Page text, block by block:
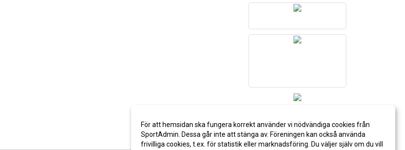
För att hemsidan ska fungera korrekt använder vi nödvändiga cookies från
SportAdmin. Dessa går inte att stänga av. Föreningen kan också använda
frivilliga cookies, t.ex. för statistik eller marknadsföring. Du väljer själv om du vill